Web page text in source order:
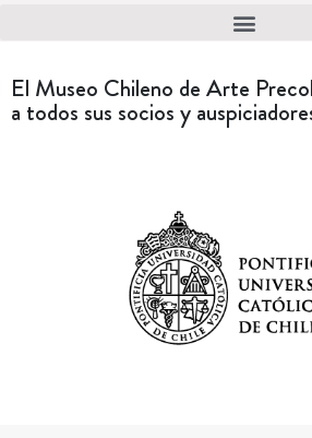
El Museo Chileno de Arte
a todos sus socios y